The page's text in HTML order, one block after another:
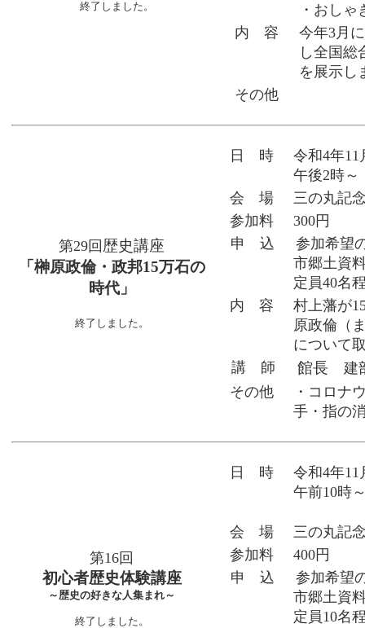
終了しました。
・おし
内 容
今年3月
し全国総
を展示し
その他
第29回 歴史講座
「榊原政倫・政邦15万石の
時代」
終了しました。
日 時
令和4年11
午後2時～
会 場
三の丸記
参加料
300円
申 込
参加希望
市郷土資
定員40名
内 容
村上藩が
原政倫（
について
講 師
館長 建
その他
・コロナ
手・指の
第16回
初心者歴史体験講座
～歴史の好きな人集まれ～
終了しました。
日 時
令和4年11
午前10時
会 場
三の丸記
参加料
400円
申 込
参加希望
市郷土資
定員10名